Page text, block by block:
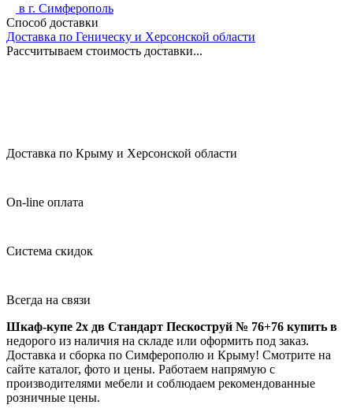
в г. Симферополь
Способ доставки
Доставка по Геническу и Херсонской области
Рассчитываем стоимость доставки...
Доставка по Крыму и Херсонской области
On-line оплата
Система скидок
Всегда на связи
Шкаф-купе 2х дв Стандарт Пескоструй № 76+76 купить в
недорого из наличия на складе или оформить под заказ.
Доставка и сборка по Симферополю и Крыму! Смотрите на
сайте каталог, фото и цены. Работаем напрямую с
производителями мебели и соблюдаем рекомендованные
розничные цены.